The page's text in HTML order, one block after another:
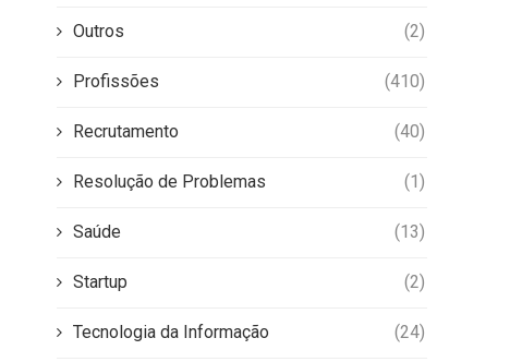
Outros (2)
Profissões (410)
Recrutamento (40)
Resolução de Problemas (1)
Saúde (13)
Startup (2)
Tecnologia da Informação (24)